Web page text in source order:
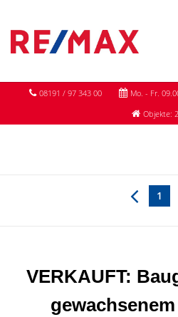
08191 / 97 343 00 Mo. - Fr.
Objekte:
1
VERKAUFT: